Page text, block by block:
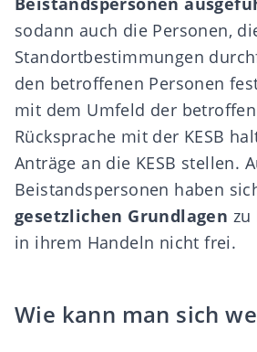
sodann auch die Personen,
Standortbestimmungen
den betroffenen Personen
mit dem Umfeld der
Rücksprache mit der KESB
Anträge an die KESB stellen.
Beistandspersonen haben
gesetzlichen Grundlagen zu
in ihrem Handeln nicht frei.
Wie kann man sich